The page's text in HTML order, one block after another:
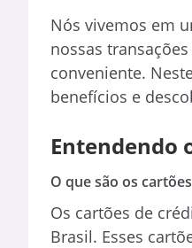
Nós vivemos em
nossas
conveniente.
benefícios e
Entendendo
O que são os
Os cartões de
Brasil. Esses